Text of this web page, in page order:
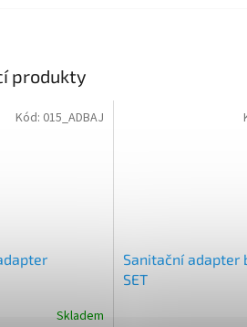
produkty
Skladem
Kód: 015_ADBAJ
Sanitační adapter
SET